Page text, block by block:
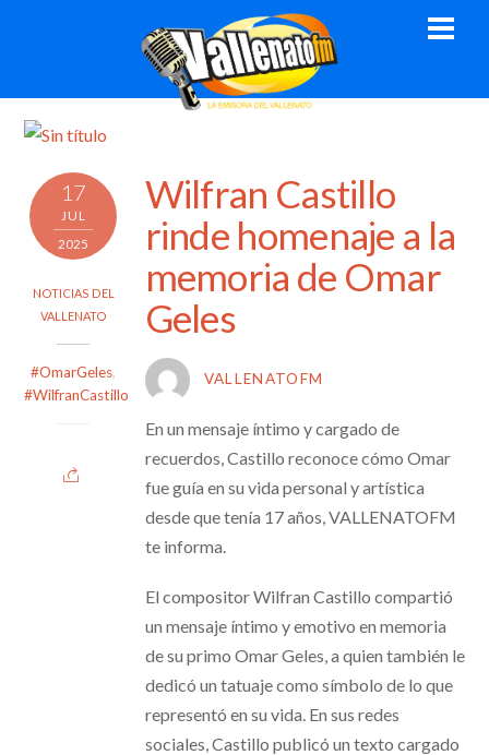
17
JUL
2025
NOTICIAS DEL
VALLENATO
#OmarGeles,
#WilfranCastillo
Wilfran Castillo
rinde homenaje a la
memoria de Omar
Geles
VALLENATOFM
En un mensaje íntimo y cargado de
recuerdos, Castillo reconoce cómo Omar
fue guía en su vida personal y artística
desde que tenía 17 años, VALLENATOFM
te informa.
El compositor Wilfran Castillo compartió
un mensaje íntimo y emotivo en memoria
de su primo Omar Geles, a quien también le
dedicó un tatuaje como símbolo de lo que
representó en su vida. En sus redes
sociales, Castillo publicó un texto cargado